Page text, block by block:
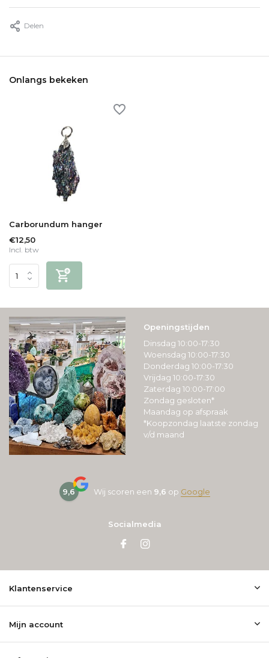
Delen
Onlangs bekeken
Carborundum hanger
€12,50
Incl. btw
Openingstijden
Dinsdag 10:00-17:30
Woensdag 10:00-17:30
Donderdag 10:00-17:30
Vrijdag 10:00-17:30
Zaterdag 10:00-17:00
Zondag gesloten*
Maandag op afspraak
*Koopzondag laatste zondag
v/d maand
9,6 Wij scoren een 9,6 op Google
Socialmedia
Klantenservice
Mijn account